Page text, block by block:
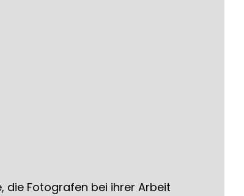
die Fotografen bei ihrer Arbeit